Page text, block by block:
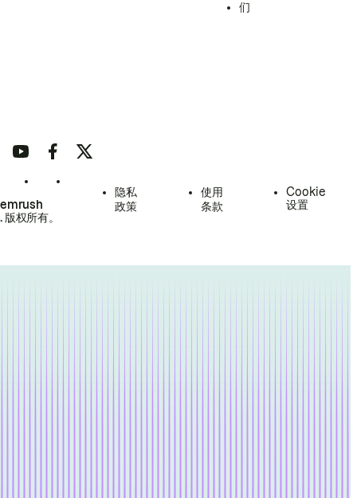
们
版权所有。
隐私
政策
使用
条款
Cookie
设置